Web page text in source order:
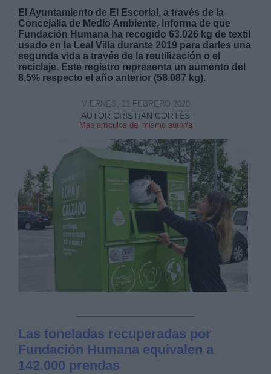
El Ayuntamiento de El Escorial, a través de la
Concejalía de Medio Ambiente, informa de que
Fundación Humana ha recogido 63.026 kg de textil
usado en la Leal Villa durante 2019 para darles una
segunda vida a través de la reutilización o el
reciclaje. Este registro representa un aumento del
8,5% respecto el año anterior (58.087 kg).
AUTOR CRISTIAN CORTÉS
Mas artículos del mismo autor/a
VIERNES, 21 FEBRERO 2020
Las toneladas recuperadas por
Fundación Humana equivalen a
142.000 prendas
Destinatarios:
link
Información adicional
link